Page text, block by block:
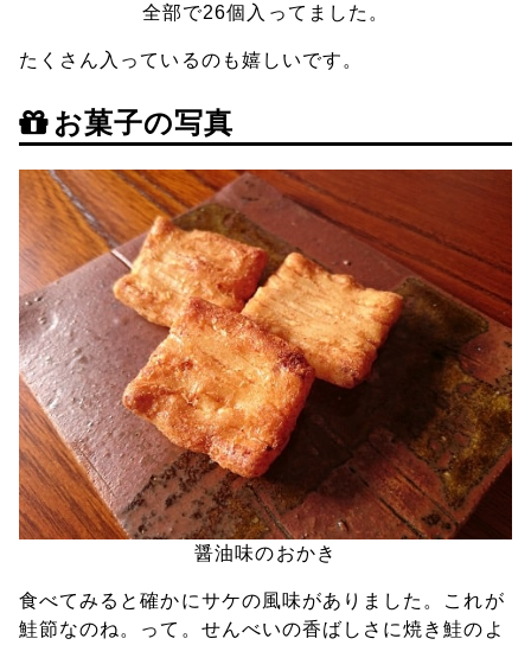
全部で26個入ってました。
たくさん入っているのも嬉しいです。
お菓子の写真
醤油味のおかき
食べてみると確かにサケの風味がありました。これが
鮭節なのね。って。せんべいの香ばしさに焼き鮭のよ